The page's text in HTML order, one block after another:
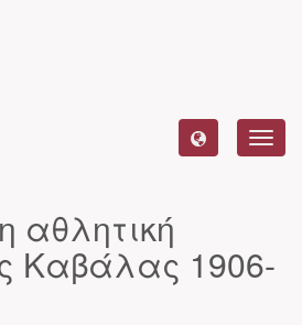
αθλητική
Καβάλας 1906-